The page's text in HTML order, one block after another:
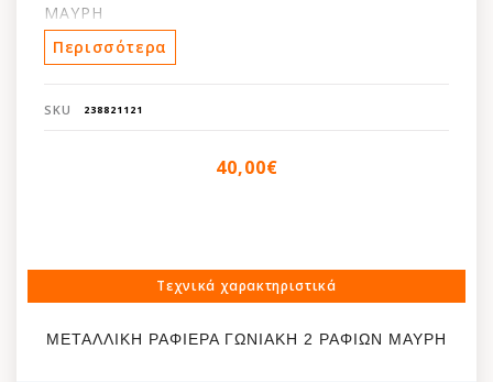
ΜΑΥΡΗ
Περισσότερα
SKU 238821121
40,00€
Τεχνικά χαρακτηριστικά
ΜΕΤΑΛΛΙΚΗ ΡΑΦΙΕΡΑ ΓΩΝΙΑΚΗ 2 ΡΑΦΙΩΝ ΜΑΥΡΗ